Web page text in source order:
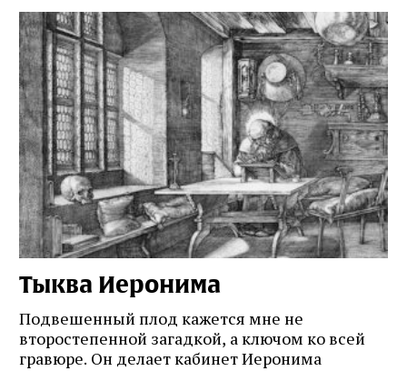
Тыква Иеронима
Подвешенный плод кажется мне не
второстепенной загадкой, а ключом ко всей
гравюре. Он делает кабинет Иеронима